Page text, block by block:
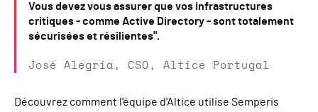
Vous devez vous assurer que vos infrastructures
critiques - comme Active Directory - sont totalement
sécurisées et résilientes".
José Alegria, CSO, Altice Portugal
Découvrez comment l'équipe d'Altice utilise Semperis